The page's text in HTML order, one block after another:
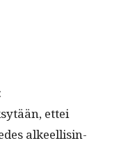
:
ettei
alkeel­lis­in­